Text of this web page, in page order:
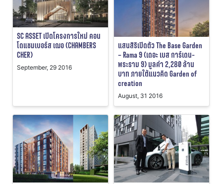
SC ASSET เปิดโครงการใหม่ คอน
โดแชมเบอร์ส เฌอ (CHAMBERS
CHER)
September, 29 2016
แสนสิริเปิดตัว The Base Garden
– Rama 9 (เดอะ เบส การ์เดน-
พระราม 9) มูลค่า 2,280 ล้าน
บาท ภายใต้แนวคิด Garden of
creation
August, 31 2016